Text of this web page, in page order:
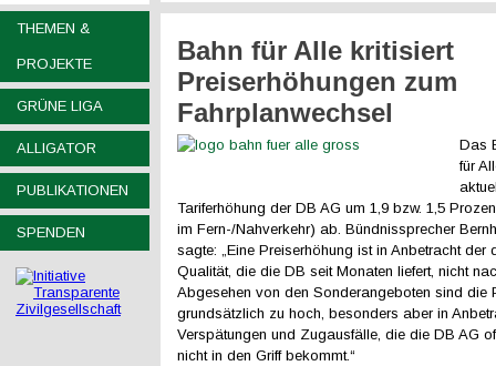
THEMEN &
PROJEKTE
GRÜNE LIGA
ALLIGATOR
PUBLIKATIONEN
SPENDEN
Bahn für Alle kritisiert
Preiserhöhungen zum
Fahrplanwechsel
Das
für
Tariferhöhung der DB AG um 1,9 bzw. 1,5
im Fern-/Nahverkehr) ab. Bündnissprecher
sagte: „Eine Preiserhöhung ist in Anbetracht der
Qualität, die die DB seit Monaten liefert, nicht
Abgesehen von den Sonderangeboten sind die
grundsätzlich zu hoch, besonders aber in
Verspätungen und Zugausfälle, die die DB AG
nicht in den Griff bekommt.“